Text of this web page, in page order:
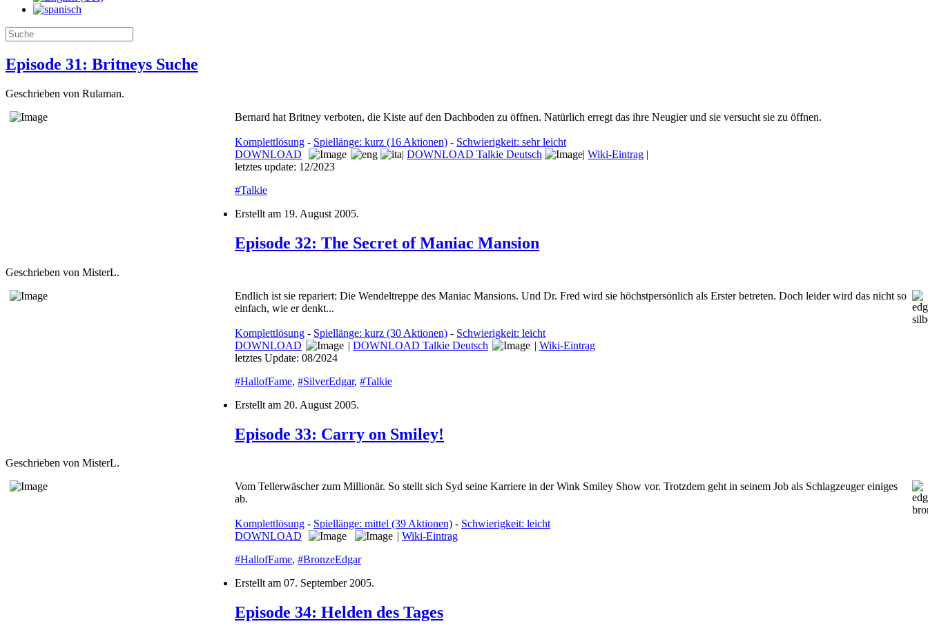
Episode 31: Britneys Suche
Geschrieben von Rulaman.
Bernard hat Britney verboten, die Kiste auf den Dachboden zu öffnen. Natürlich erregt das ihre Neugier und sie versucht sie zu öffnen.
Komplettlösung - Spiellänge: kurz (16 Aktionen) - Schwierigkeit: sehr leicht
DOWNLOAD
| DOWNLOAD Talkie Deutsch | Wiki-Eintrag |
letztes update: 12/2023
#Talkie
Erstellt am 19. August 2005.
Episode 32: The Secret of Maniac Mansion
Geschrieben von MisterL.
Endlich ist sie repariert: Die Wendeltreppe des Maniac Mansions. Und Dr. Fred wird sie höchstpersönlich als Erster betreten. Doch leider wird das nicht so
einfach, wie er denkt...
Komplettlösung - Spiellänge: kurz (30 Aktionen) - Schwierigkeit: leicht
DOWNLOAD
| DOWNLOAD Talkie Deutsch | Wiki-Eintrag
letztes Update: 08/2024
#HallofFame, #SilverEdgar, #Talkie
Erstellt am 20. August 2005.
Episode 33: Carry on Smiley!
Geschrieben von MisterL.
Vom Tellerwäscher zum Millionär. So stellt sich Syd seine Karriere in der Wink Smiley Show vor. Trotzdem geht in seinem Job als Schlagzeuger einiges
ab.
Komplettlösung - Spiellänge: mittel (39 Aktionen) - Schwierigkeit: leicht
DOWNLOAD
| Wiki-Eintrag
#HallofFame, #BronzeEdgar
Erstellt am 07. September 2005.
Episode 34: Helden des Tages